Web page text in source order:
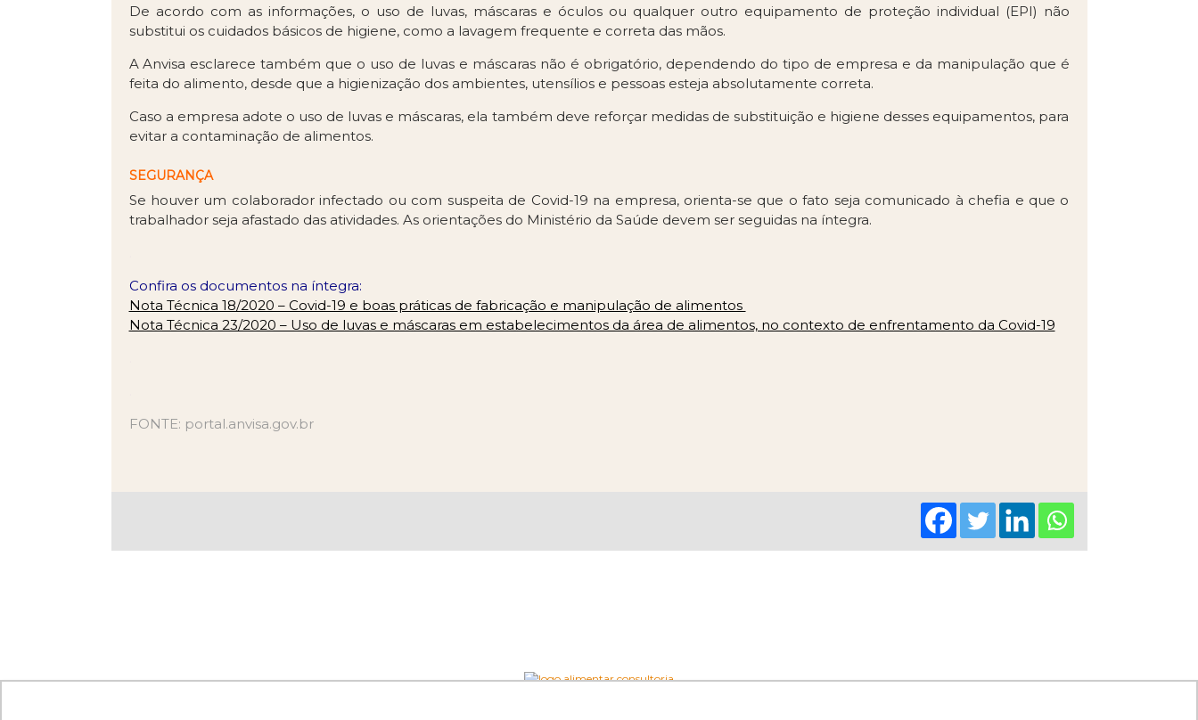
De acordo com as informações, o uso de luvas, máscaras e óculos ou qualquer outro equipamento de proteção individual (EPI) não
substitui os cuidados básicos de higiene, como a lavagem frequente e correta das mãos.
A Anvisa esclarece também que o uso de luvas e máscaras não é obrigatório, dependendo do tipo de empresa e da manipulação que é
feita do alimento, desde que a higienização dos ambientes, utensílios e pessoas esteja absolutamente correta.
Caso a empresa adote o uso de luvas e máscaras, ela também deve reforçar medidas de substituição e higiene desses equipamentos, para
evitar a contaminação de alimentos.
SEGURANÇA
Se houver um colaborador infectado ou com suspeita de Covid-19 na empresa, orienta-se que o fato seja comunicado à chefia e que o
trabalhador seja afastado das atividades. As orientações do Ministério da Saúde devem ser seguidas na íntegra.
Confira os documentos na íntegra:
Nota Técnica 18/2020 – Covid-19 e boas práticas de fabricação e manipulação de alimentos
Nota Técnica 23/2020 – Uso de luvas e máscaras em estabelecimentos da área de alimentos, no contexto de enfrentamento da Covid-19
FONTE: portal.anvisa.gov.br